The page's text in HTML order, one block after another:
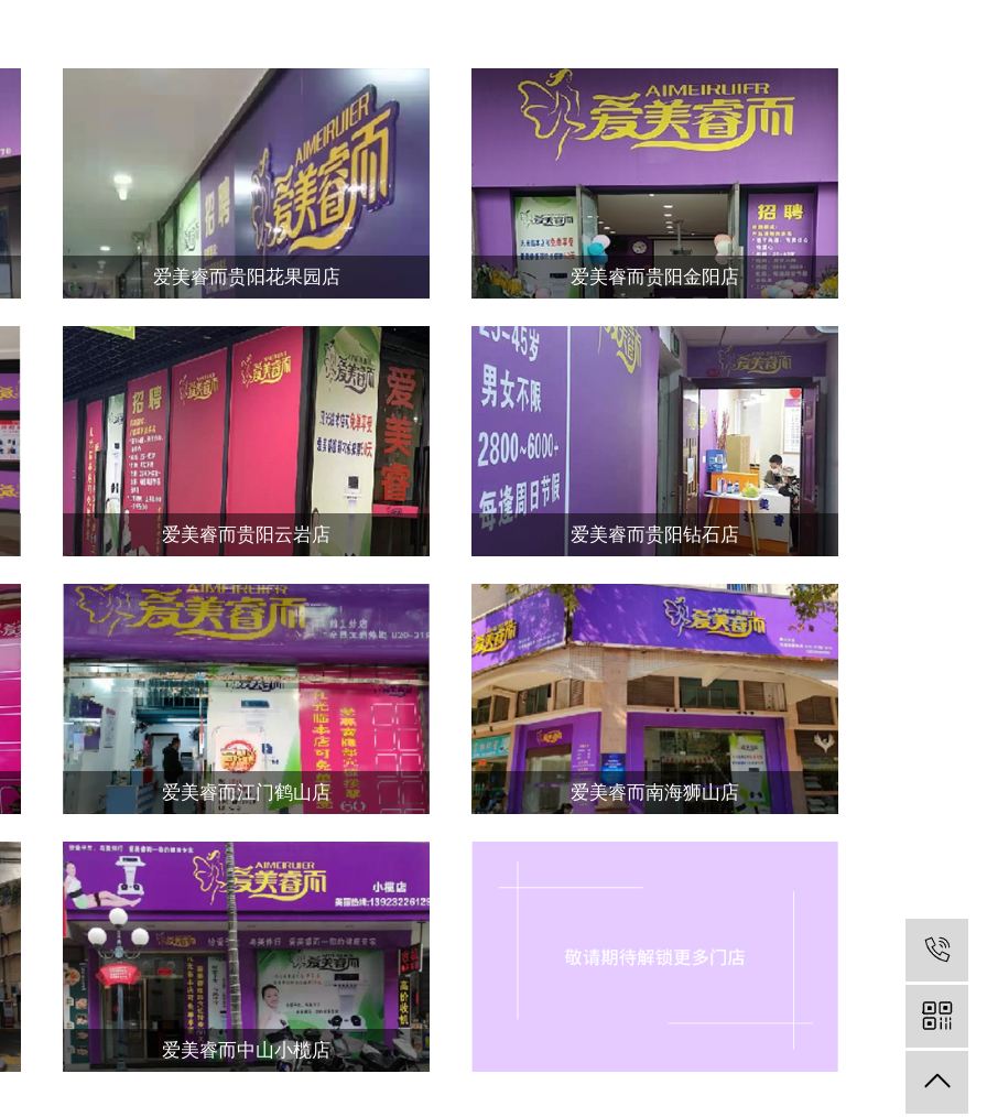
爱美睿而贵阳花果园店 爱美睿而贵阳金阳店
爱美睿而贵阳云岩店 爱美睿而贵阳钻石店
爱美睿而江门鹤山店 爱美睿而南海狮山店
爱美睿而中山小榄店